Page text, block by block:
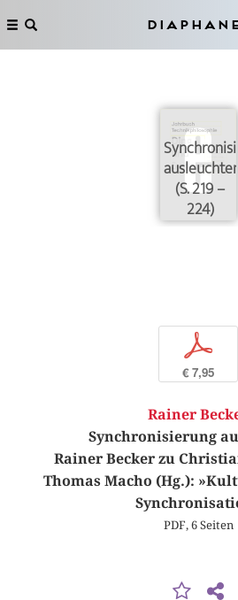
ausleuchten
(S. 219 –
224)
p
€ 7,95
Rainer
Synchronisierung
Rainer Becker zu
Thomas Macho (Hg.):
PDF, 6 Seiten